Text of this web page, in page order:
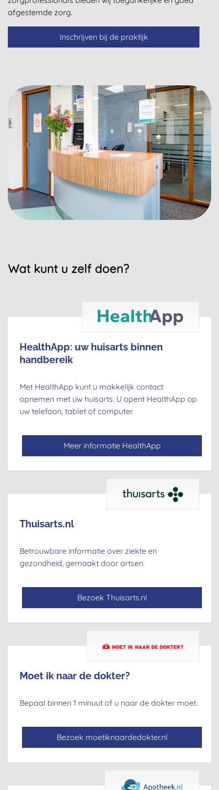
afgestemde zorg.
Inschrijven bij de praktijk
Wat kunt u zelf doen?
HealthApp: uw huisarts binnen
handbereik
Met HealthApp kunt u makkelijk contact
opnemen met uw huisarts. U opent HealthApp op
uw telefoon, tablet of computer.
Meer informatie HealthApp
Thuisarts.nl
Betrouwbare informatie over ziekte en
gezondheid, gemaakt door artsen.
Bezoek Thuisarts.nl
Moet ik naar de dokter?
Bepaal binnen 1 minuut of u naar de dokter moet.
Bezoek moetiknaardedokter.nl